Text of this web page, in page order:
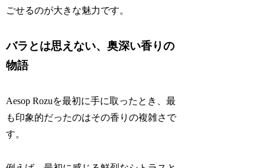
ごせるのが大きな魅力です。
バラとは思えない、奥深い香りの
物語
Aesop Rozuを最初に手に取ったとき、最
も印象的だったのはその香りの複雑さで
す。